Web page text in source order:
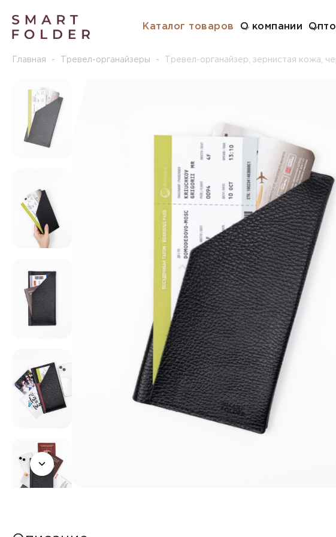
Каталог товаров О компании
Главная - Тревел-органайзеры - Тревел-органайзер, зернистая кожа,